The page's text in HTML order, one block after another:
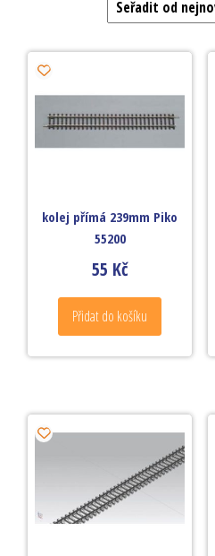
kolej přímá 239mm Piko
55200
55 Kč
Přidat do košíku